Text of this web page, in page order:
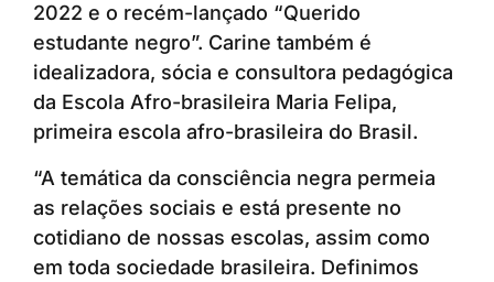
2022 e o recém-lançado “Querido
estudante negro”. Carine também é
idealizadora, sócia e consultora pedagógica
da Escola Afro-brasileira Maria Felipa,
primeira escola afro-brasileira do Brasil.
“A temática da consciência negra permeia
as relações sociais e está presente no
cotidiano de nossas escolas, assim como
em toda sociedade brasileira. Definimos